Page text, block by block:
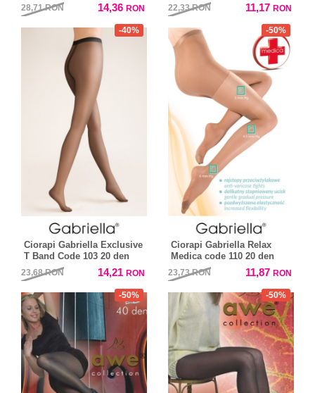
28,71RON 14,36 RON 22,33RON 11,17 RON
-40%
Ciorapi Gabriella Exclusive
T Band Code 103 20 den
23,68RON 14,21 RON
-50%
Ciorapi Gabriella Relax
Medica code 110 20 den
23,73RON 11,87 RON
-50% -50%